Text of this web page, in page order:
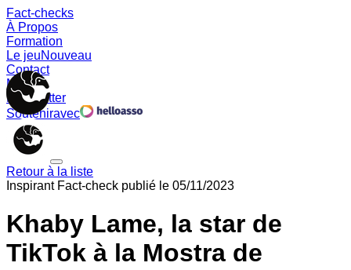
Fact-checks
À Propos
Formation
Le jeuNouveau
Contact
Memes
Newsletter
Souteniravec
Retour à la liste
InspirantFact-check publié le 05/11/2023
Khaby Lame, la star de
TikTok à la Mostra de